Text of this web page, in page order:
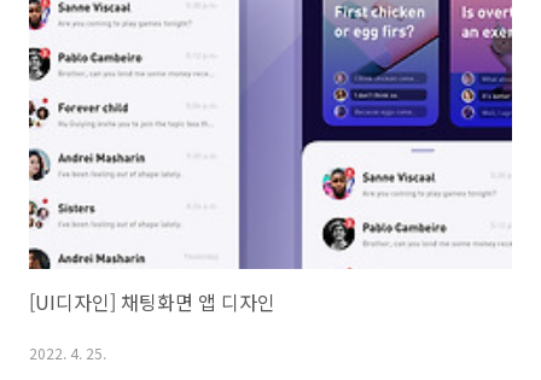
[UI디자인] 채팅화면 앱 디자인
2022. 4. 25.